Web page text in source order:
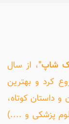
شاپ"، از سال
کرد و بهترین
داستان کوتاه،
پزشکی و ....)